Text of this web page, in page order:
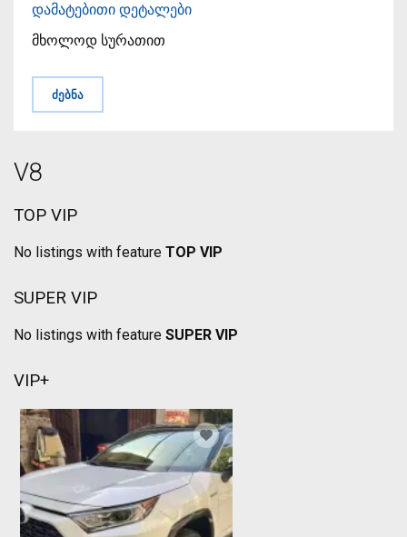
დამატებითი დეტალები
მხოლოდ სურათით
V8
TOP VIP
No listings with feature TOP VIP
SUPER VIP
No listings with feature SUPER VIP
VIP+